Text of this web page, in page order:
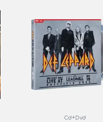
Cd+Dvd